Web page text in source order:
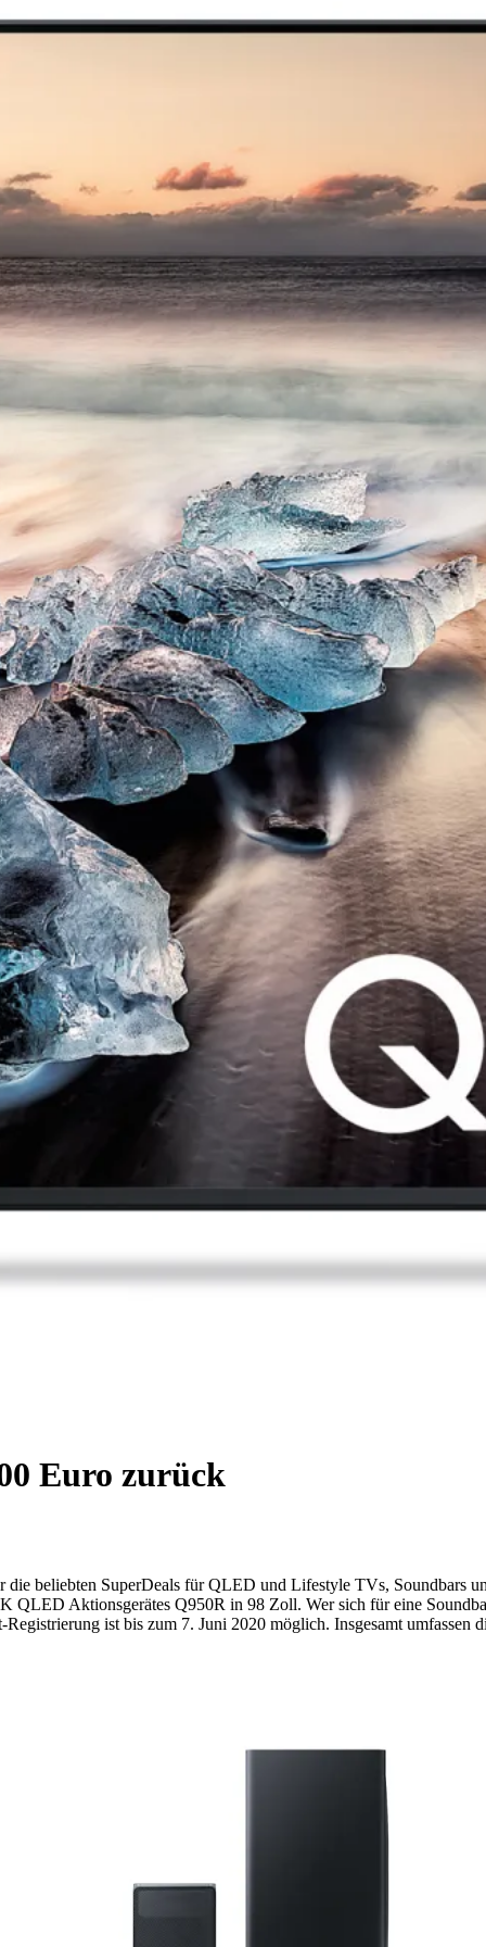
Euro zurück
die beliebten SuperDeals für QLED und Lifestyle TVs, Soundbars
QLED Aktionsgerätes Q950R in 98 Zoll. Wer sich für eine
ist bis zum 7. Juni 2020 möglich. Insgesamt umfassen